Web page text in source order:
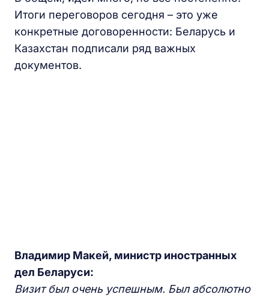
Итоги переговоров сегодня – это уже
конкретные договоренности: Беларусь и
Казахстан подписали ряд важных
документов.
Владимир Макей, министр иностранных
дел Беларуси:
Визит был очень успешным. Был абсолютно